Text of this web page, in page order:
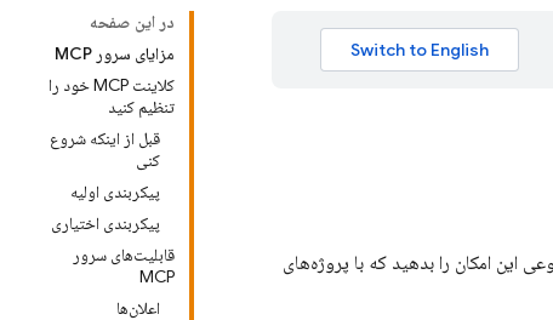
در این صفحه
مزایای سرور MCP
کلاینت MCP خود را
تنظیم کنید
قبل از اینکه شروع
کنی
پیکربندی اولیه
پیکربندی اختیاری
قابلیت‌های سرور
MCP
اعلان‌ها
این امکان را بدهید که با پروژه‌های